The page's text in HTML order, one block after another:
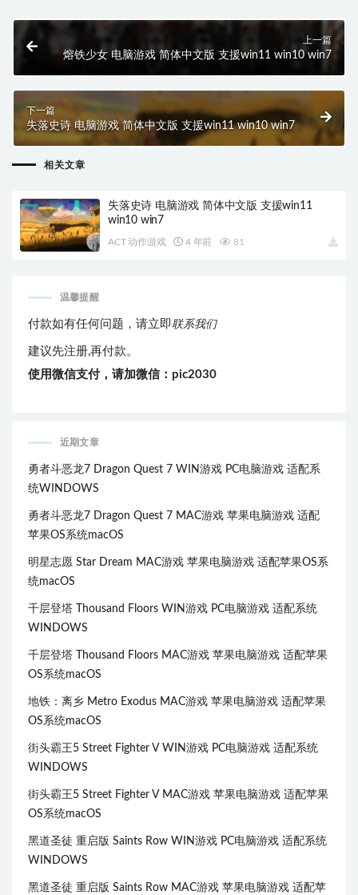
上一篇
熔铁少女 电脑游戏 简体中文版 支援win11 win10 win7
下一篇
失落史诗 电脑游戏 简体中文版 支援win11 win10 win7
相关文章
失落史诗 电脑游戏 简体中文版 支援win11
win10 win7
ACT 动作游戏 4 年前 81
温馨提醒
付款如有任何问题，请立即联系我们
建议先注册,再付款。
使用微信支付，请加微信：pic2030
近期文章
勇者斗恶龙7 Dragon Quest 7 WIN游戏 PC电脑游戏 适配系
统WINDOWS
勇者斗恶龙7 Dragon Quest 7 MAC游戏 苹果电脑游戏 适配
苹果OS系统macOS
明星志愿 Star Dream MAC游戏 苹果电脑游戏 适配苹果OS系
统macOS
千层登塔 Thousand Floors WIN游戏 PC电脑游戏 适配系统
WINDOWS
千层登塔 Thousand Floors MAC游戏 苹果电脑游戏 适配苹果
OS系统macOS
地铁：离乡 Metro Exodus MAC游戏 苹果电脑游戏 适配苹果
OS系统macOS
街头霸王5 Street Fighter V WIN游戏 PC电脑游戏 适配系统
WINDOWS
街头霸王5 Street Fighter V MAC游戏 苹果电脑游戏 适配苹果
OS系统macOS
黑道圣徒 重启版 Saints Row WIN游戏 PC电脑游戏 适配系统
WINDOWS
黑道圣徒 重启版 Saints Row MAC游戏 苹果电脑游戏 适配苹